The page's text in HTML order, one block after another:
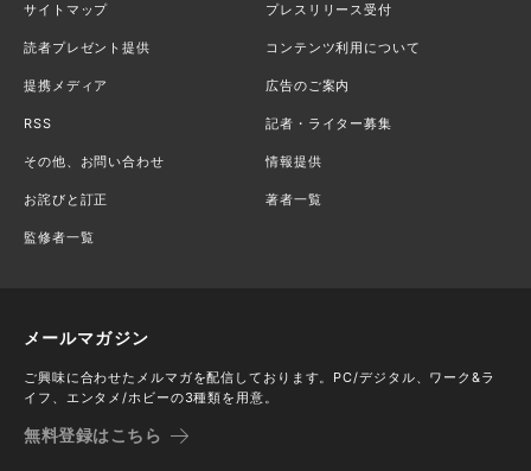
サイトマップ プレスリリース受付
読者プレゼント提供 コンテンツ利用について
提携メディア 広告のご案内
RSS 記者・ライター募集
その他、お問い合わせ 情報提供
お詫びと訂正 著者一覧
監修者一覧
メールマガジン
ご興味に合わせたメルマガを配信しております。PC/デジタル、ワーク&ラ
イフ、エンタメ/ホビーの3種類を用意。
無料登録はこちら